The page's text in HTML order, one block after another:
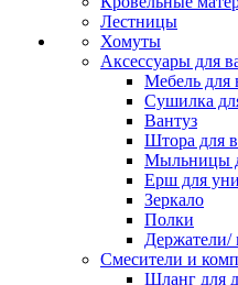
Лестницы
Хомуты
Аксессуары для
Мебель для
Сушилка
Вантуз
Штора для
Мыльницы
Ерш для
Зеркало
Полки
Держатели/
Смесители и
Шланг для